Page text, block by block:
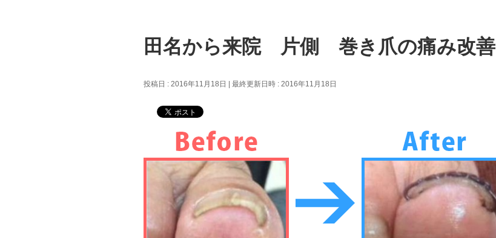
田名から来院 片側 巻き爪の痛み改善
投稿日 : 2016年11月18日 最終更新日時 : 2016年11月18日